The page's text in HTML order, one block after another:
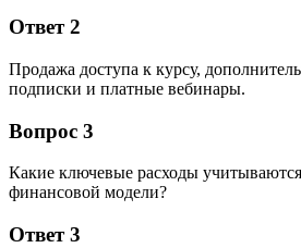
Ответ 2
Продажа доступа к курсу,
подписки и платные вебинары.
Вопрос 3
Какие ключевые расходы
финансовой модели?
Ответ 3